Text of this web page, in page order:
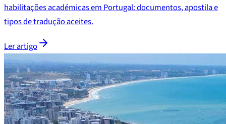
habilitações académicas em Portugal: documentos, apostila e
tipos de tradução aceites.
Ler artigo